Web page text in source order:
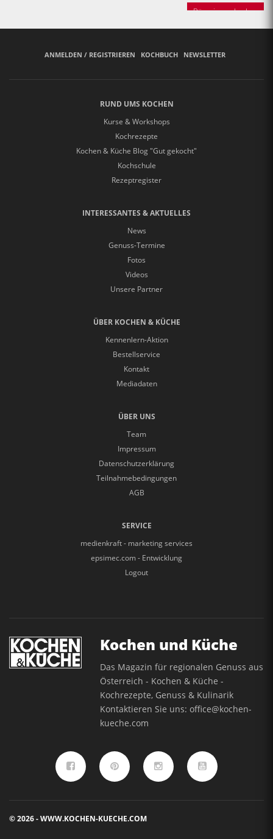
Bäuerinnen backen
ANMELDEN / REGISTRIEREN KOCHBUCH NEWSLETTER
RUND UMS KOCHEN
Kurse & Workshops
Kochrezepte
Kochen & Küche Blog "Gut gekocht"
Kochschule
Rezeptregister
INTERESSANTES & AKTUELLES
News
Genuss-Termine
Fotos
Videos
Unsere Partner
ÜBER KOCHEN & KÜCHE
Kennenlern-Aktion
Bestellservice
Kontakt
Mediadaten
ÜBER UNS
Team
Impressum
Datenschutzerklärung
Teilnahmebedingungen
AGB
SERVICE
medienkraft - marketing services
epsimec.com - Entwicklung
Logout
Kochen und Küche
Das Magazin für regionalen Genuss aus
Österreich - Kochen & Küche -
Kochrezepte, Genuss & Kulinarik
Kontaktieren Sie uns:office@kochen-
kueche.com
© 2026 - WWW.KOCHEN-KUECHE.COM